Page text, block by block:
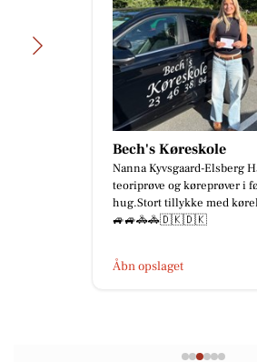
Bech's Køreskole
Nanna Kyvsgaard-Elsberg
teoriprøve og køreprøver i
hug.Stort tillykke med
🚙🚙🚓🚓🇩🇰🇩🇰
Åbn opslaget